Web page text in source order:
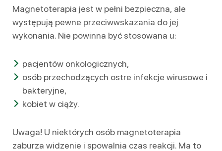
Magnetoterapia jest w pełni bezpieczna, ale
występują pewne przeciwwskazania do jej
wykonania. Nie powinna być stosowana u:
pacjentów onkologicznych,
osób przechodzących ostre infekcje wirusowe i
bakteryjne,
kobiet w ciąży.
Uwaga! U niektórych osób magnetoterapia
zaburza widzenie i spowalnia czas reakcji. Ma to